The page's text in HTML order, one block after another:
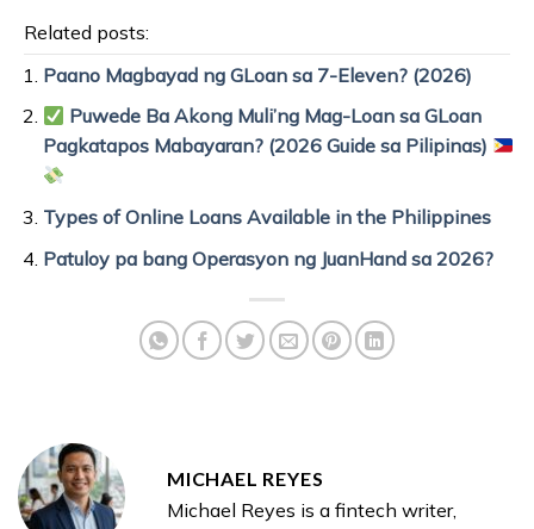
Related posts:
Paano Magbayad ng GLoan sa 7-Eleven? (2026)
Puwede Ba Akong Muli’ng Mag-Loan sa GLoan
Pagkatapos Mabayaran? (2026 Guide sa Pilipinas)
Types of Online Loans Available in the Philippines
Patuloy pa bang Operasyon ng JuanHand sa 2026?
MICHAEL REYES
Michael Reyes is a fintech writer,